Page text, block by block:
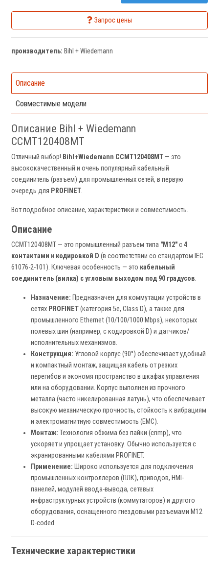
Запрос цены
производитель: Bihl + Wiedemann
Описание
Совместимые модели
Описание Bihl + Wiedemann
CCMT120408MT
Отличный выбор! Bihl+Wiedemann CCMT120408MT — это
высококачественный и очень популярный кабельный
соединитель (разъем) для промышленных сетей, в первую
очередь для PROFINET.
Вот подробное описание, характеристики и совместимость.
Описание
CCMT120408MT — это промышленный разъем типа "M12"с4
контактами и кодировкой D (в соответствии со стандартом IEC
61076-2-101). Ключевая особенность — это кабельный
соединитель (вилка) с угловым выходом под 90 градусов.
Назначение: Предназначен для коммутации устройств в
сетях PROFINET(категория 5е, Class D), а также для
промышленного Ethernet (10/100/1000 Mbps), некоторых
полевых шин (например, с кодировкой D) и датчиков/
исполнительных механизмов.
Конструкция: Угловой корпус (90°) обеспечивает удобный
и компактный монтаж, защищая кабель от резких
перегибов и экономя пространство в шкафах управления
или на оборудовании. Корпус выполнен из прочного
металла (часто никелированная латунь), что обеспечивает
высокую механическую прочность, стойкость к вибрациям
и электромагнитную совместимость (EMC).
Монтаж: Технология обжима без пайки (crimp), что
ускоряет и упрощает установку. Обычно используется с
экранированными кабелями PROFINET.
Применение: Широко используется для подключения
промышленных контроллеров (ПЛК), приводов, HMI-
панелей, модулей ввода-вывода, сетевых
инфраструктурных устройств (коммутаторов) и другого
оборудования, оснащенного гнездовыми разъемами M12
D-coded.
Технические характеристики